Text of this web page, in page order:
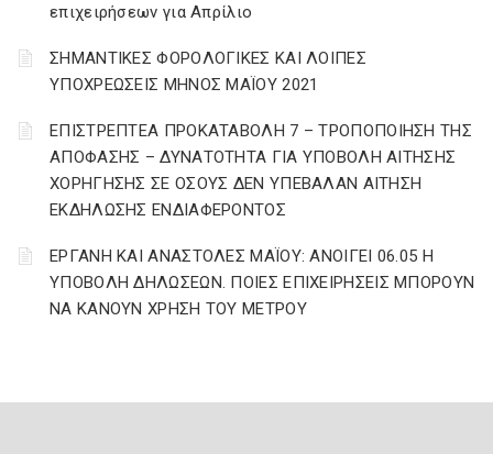
επιχειρήσεων για Απρίλιο
ΣΗΜΑΝΤΙΚΕΣ ΦΟΡΟΛΟΓΙΚΕΣ ΚΑΙ ΛΟΙΠΕΣ
ΥΠΟΧΡΕΩΣΕΙΣ ΜΗΝΟΣ ΜΑΪΟΥ 2021
ΕΠΙΣΤΡΕΠΤΕΑ ΠΡΟΚΑΤΑΒΟΛΗ 7 – ΤΡΟΠΟΠΟΙΗΣΗ ΤΗΣ
ΑΠΟΦΑΣΗΣ – ΔΥΝΑΤΟΤΗΤΑ ΓΙΑ ΥΠΟΒΟΛΗ ΑΙΤΗΣΗΣ
ΧΟΡΗΓΗΣΗΣ ΣΕ ΟΣΟΥΣ ΔΕΝ ΥΠΕΒΑΛΑΝ ΑΙΤΗΣΗ
ΕΚΔΗΛΩΣΗΣ ΕΝΔΙΑΦΕΡΟΝΤΟΣ
ΕΡΓΑΝΗ ΚΑΙ ΑΝΑΣΤΟΛΕΣ ΜΑΪΟΥ: ΑΝΟΙΓΕΙ 06.05 Η
ΥΠΟΒΟΛΗ ΔΗΛΩΣΕΩΝ. ΠΟΙΕΣ ΕΠΙΧΕΙΡΗΣΕΙΣ ΜΠΟΡΟΥΝ
ΝΑ ΚΑΝΟΥΝ ΧΡΗΣΗ ΤΟΥ ΜΕΤΡΟΥ